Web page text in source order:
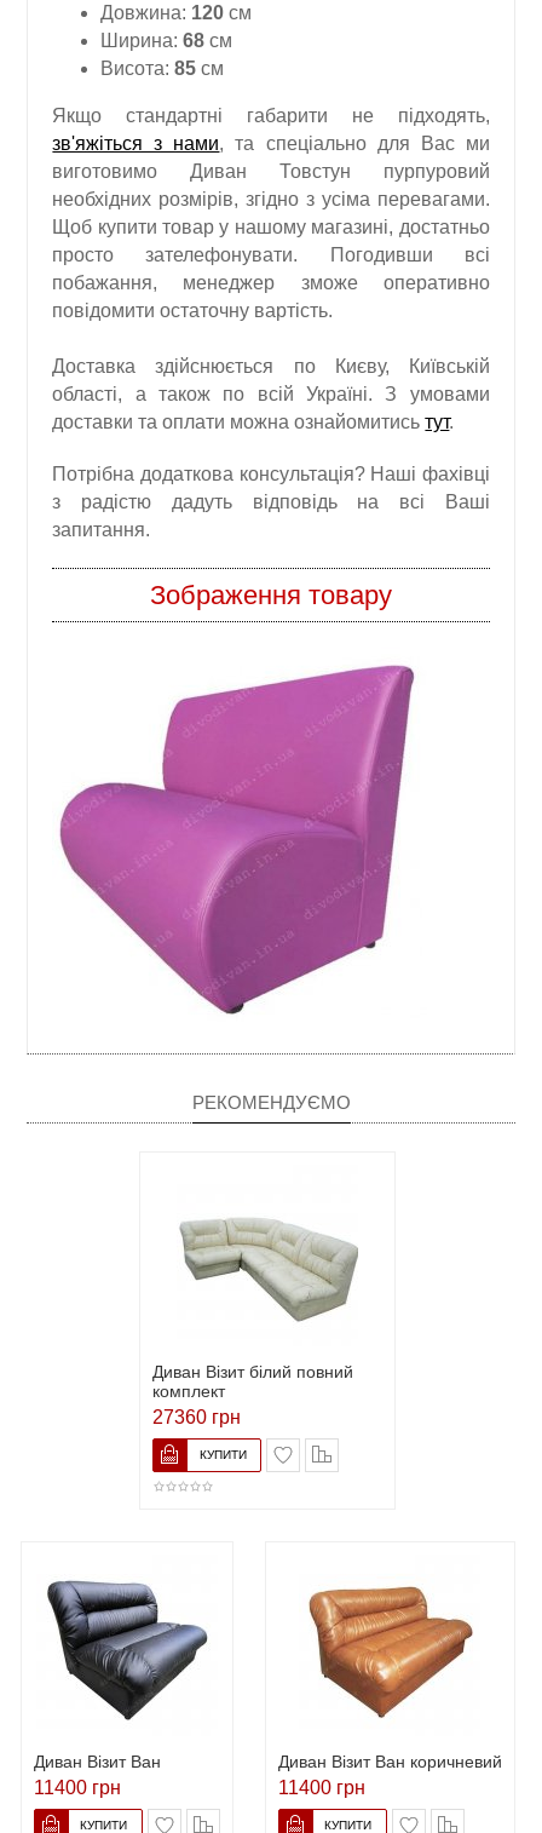
Довжина: 120 см
Ширина: 68 см
Висота: 85 см
Якщо стандартні габарити не підходять,
зв'яжіться з нами, та спеціально для Вас ми
виготовимо Диван Товстун пурпуровий
необхідних розмірів, згідно з усіма перевагами.
Щоб купити товар у нашому магазині, достатньо
просто зателефонувати. Погодивши всі
побажання, менеджер зможе оперативно
повідомити остаточну вартість.
Доставка здійснюється по Києву, Київській
області, а також по всій Україні. З умовами
доставки та оплати можна ознайомитисьтут.
Потрібна додаткова консультація? Наші фахівці
з радістю дадуть відповідь на всі Ваші
запитання.
Зображення товару
РЕКОМЕНДУЄМО
Диван Візит білий повний
комплект
27360 грн
Диван Візит Ван
11400 грн
Диван Візит Ван коричневий
11400 грн